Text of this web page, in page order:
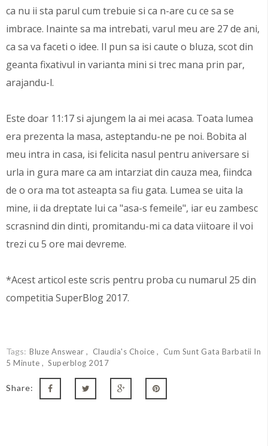
ca nu ii sta parul cum trebuie si ca n-are cu ce sa se
imbrace. Inainte sa ma intrebati, varul meu are 27 de ani,
ca sa va faceti o idee. Il pun sa isi caute o bluza, scot din
geanta fixativul in varianta mini si trec mana prin par,
arajandu-l.
Este doar 11:17 si ajungem la ai mei acasa. Toata lumea
era prezenta la masa, asteptandu-ne pe noi. Bobita al
meu intra in casa, isi felicita nasul pentru aniversare si
urla in gura mare ca am intarziat din cauza mea, fiindca
de o ora ma tot asteapta sa fiu gata. Lumea se uita la
mine, ii da dreptate lui ca "asa-s femeile", iar eu zambesc
scrasnind din dinti, promitandu-mi ca data viitoare il voi
trezi cu 5 ore mai devreme.
*Acest articol este scris pentru proba cu numarul 25 din
competitia SuperBlog 2017.
Tags: Bluze Answear Claudia's Choice
Cum Sunt Gata Barbatii In
5 Minute
Superblog 2017
Share: